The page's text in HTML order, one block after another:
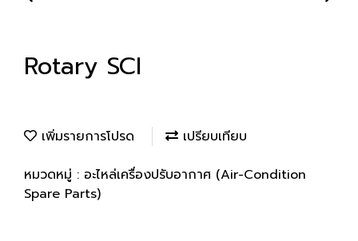
Rotary SCI
เพิ่มรายการโปรด
เปรียบเทียบ
หมวดหมู่ : อะไหล่เครื่องปรับอากาศ (Air-Condition
Spare Parts)